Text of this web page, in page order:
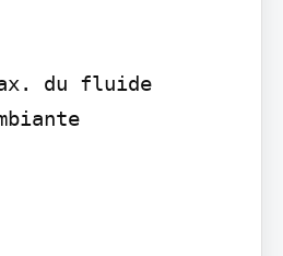
du fluide